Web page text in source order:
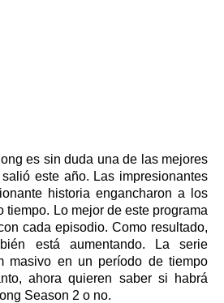
es sin duda una de las mejores
este año. Las impresionantes
historia engancharon a los
tiempo. Lo mejor de este programa
cada episodio. Como resultado,
está aumentando. La serie
masivo en un período de tiempo
ahora quieren saber si habrá
Season 2 o no.